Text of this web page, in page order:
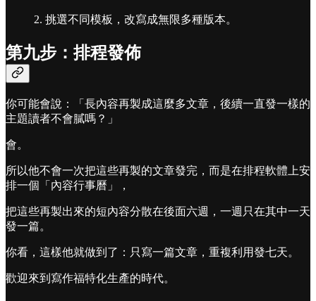
2. 挑選不同模板，改寫成無限多種版本。
第九步：排程發佈
你可能會說：「長內容再製成這麼多文章，後續一直發一樣的
主題讀者不會膩嗎？」
會。
所以他不會一次把這些再製的文章發完，而是在排程軟體上安
排一個「內容行事曆」，
把這些再製出來的短內容分散在後面六週，一週只在其中一天
發一篇。
你看，這樣他就做到了：只寫一篇文章，重複利用發七天。
歡迎來到寫作福特化生產的時代。